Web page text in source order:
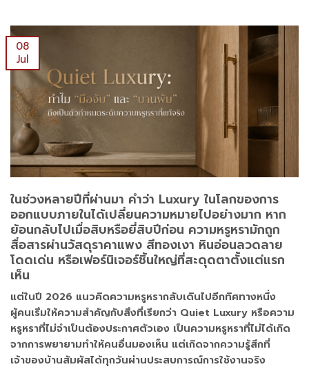
08
Jul
ในช่วงหลายปีที่ผ่านมา คำว่า Luxury ในโลกของการ
ออกแบบภายในได้เปลี่ยนความหมายไปอย่างมาก หาก
ย้อนกลับไปเมื่อสิบหรือยี่สิบปีก่อน ความหรูหรามักถูก
สื่อสารผ่านวัสดุราคาแพง สีทองเงา หินอ่อนลวดลาย
โดดเด่น หรือเฟอร์นิเจอร์ชิ้นใหญ่ที่สะดุดตาตั้งแต่แรก
เห็น
แต่ในปี 2026 แนวคิดความหรูหรากลับเดินไปอีกทิศทางหนึ่ง
ผู้คนเริ่มให้ความสำคัญกับสิ่งที่เรียกว่า Quiet Luxury หรือความ
หรูหราที่ไม่จำเป็นต้องประกาศตัวเอง เป็นความหรูหราที่ไม่ได้เกิด
จากการพยายามทำให้คนอื่นมองเห็น แต่เกิดจากความรู้สึกที่
เจ้าของบ้านสัมผัสได้ทุกวันผ่านประสบการณ์การใช้งานจริง